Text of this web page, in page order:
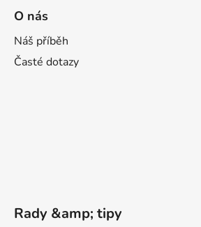
O nás
Náš příběh
Časté dotazy
Rady &amp; tipy